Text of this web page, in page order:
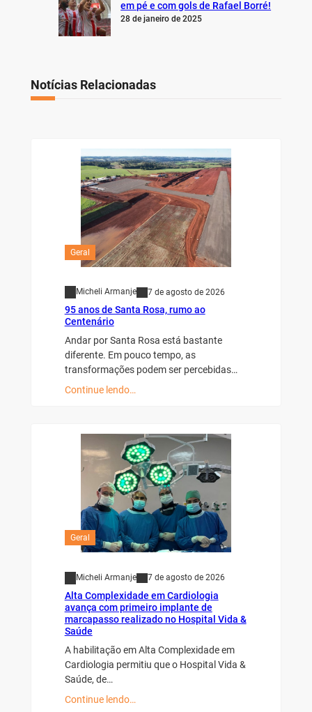
em pé e com gols de Rafael Borré!
28 de janeiro de 2025
Notícias Relacionadas
Geral
Micheli Armanje 7 de agosto de 2026
95 anos de Santa Rosa, rumo ao
Centenário
Andar por Santa Rosa está bastante
diferente. Em pouco tempo, as
transformações podem ser percebidas…
Continue lendo…
Geral
Micheli Armanje 7 de agosto de 2026
Alta Complexidade em Cardiologia
avança com primeiro implante de
marcapasso realizado no Hospital Vida &
Saúde
A habilitação em Alta Complexidade em
Cardiologia permitiu que o Hospital Vida &
Saúde, de…
Continue lendo…